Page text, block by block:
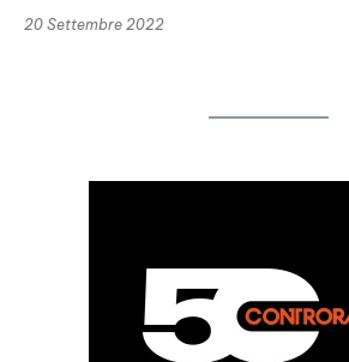
20 Settembre 2022